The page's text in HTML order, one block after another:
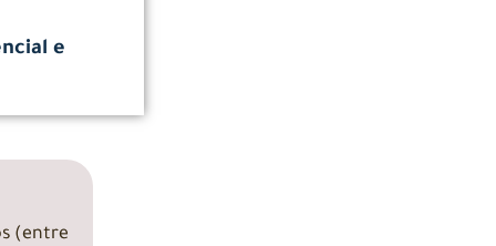
e
(entre